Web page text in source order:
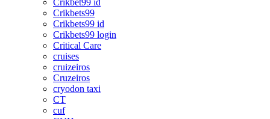
Crikbets99
Crikbets99 id
Crikbets99 login
Critical Care
cruises
cruizeiros
Cruzeiros
cryodon taxi
CT
cuf